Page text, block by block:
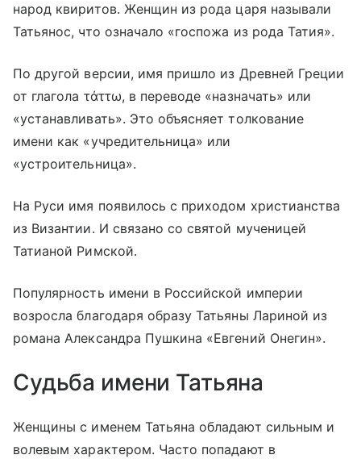
народ квиритов. Женщин из рода царя называли
Татьянос, что означало «госпожа из рода Татия».
По другой версии, имя пришло из Древней Греции
от глагола τάττω, в переводе «назначать» или
«устанавливать». Это объясняет толкование
имени как «учредительница» или
«устроительница».
На Руси имя появилось с приходом христианства
из Византии. И связано со святой мученицей
Татианой Римской.
Популярность имени в Российской империи
возросла благодаря образу Татьяны Лариной из
романа Александра Пушкина «Евгений Онегин».
Судьба имени Татьяна
Женщины с именем Татьяна обладают сильным и
волевым характером. Часто попадают в